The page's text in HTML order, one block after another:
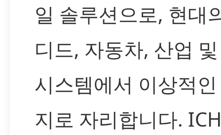
일 솔루션으로, 현대
디드, 자동차, 산업
시스템에서 이상적
지로 자리합니다.